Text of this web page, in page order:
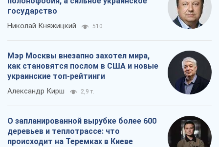
государство
Николай Княжицкий 510
Мэр Москвы внезапно захотел мира,
как становятся послом в США и новые
украинские топ-рейтинги
Александр Кирш 2,9 т.
О запланированной вырубке более 600
деревьев и теплотрассе: что
происходит на Теремках в Киеве